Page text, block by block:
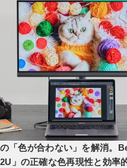
「色が合わない」を解消。
」の正確な色再現性と効率